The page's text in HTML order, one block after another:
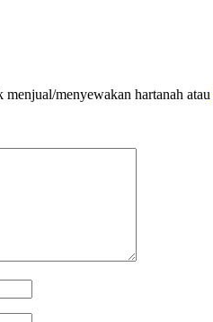
menjual/menyewakan hartanah atau